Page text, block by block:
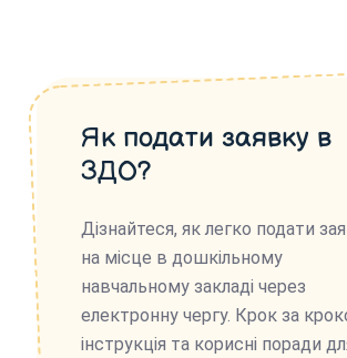
Як подати заявку в
ЗДО?
Дізнайтеся, як легко подати
на місце в дошкільному
навчальному закладі через
електронну чергу. Крок за
інструкція та корисні поради